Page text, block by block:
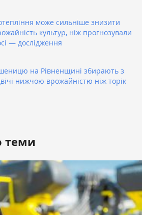
може сильніше знизити
культур, ніж прогнозували
— дослідження
на Рівненщині збирають з
нижчою врожайністю ніж торік
теми